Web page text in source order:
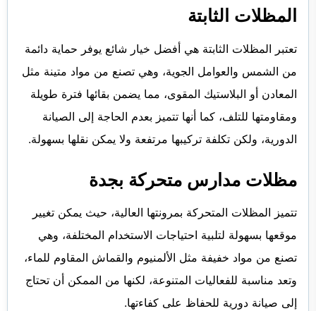
المظلات الثابتة
تعتبر المظلات الثابتة هي أفضل خيار شائع يوفر حماية دائمة
من الشمس والعوامل الجوية، وهي تصنع من مواد متينة مثل
المعادن أو البلاستيك المقوى، مما يضمن بقائها فترة طويلة
ومقاومتها للتلف، كما أنها تتميز بعدم الحاجة إلى الصيانة
الدورية، ولكن تكلفة تركيبها مرتفعة ولا يمكن نقلها بسهولة.
مظلات مدارس متحركة بجدة
تتميز المظلات المتحركة بمرونتها العالية، حيث يمكن تغيير
موقعها بسهولة لتلبية احتياجات الاستخدام المختلفة، وهي
تصنع من مواد خفيفة مثل الألمنيوم والقماش المقاوم للماء،
وتعد مناسبة للفعاليات المتنوعة، لكنها من الممكن أن تحتاج
إلى صيانة دورية للحفاظ على كفاءتها.